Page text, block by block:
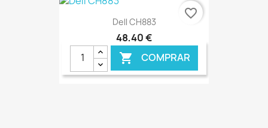
€ ONLINE
Dell CH883
48,40 €
 COMPRAR
favorite_border